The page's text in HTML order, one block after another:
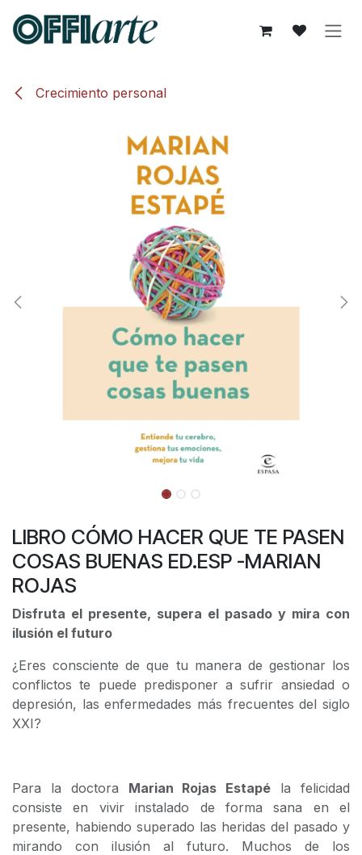
Crecimiento personal
LIBRO CÓMO HACER QUE TE PASEN
COSAS BUENAS ED.ESP -MARIAN
ROJAS
Disfruta el presente, supera el pasado y mira con
ilusión el futuro
¿Eres consciente de que tu manera de gestionar los
conflictos te puede predisponer a sufrir ansiedad o
depresión, las enfermedades más frecuentes del siglo
XXI?
Para la doctora Marian Rojas Estapé la felicidad
consiste en vivir instalado de forma sana en el
presente, habiendo superado las heridas del pasado y
mirando con ilusión al futuro. Muchos de los